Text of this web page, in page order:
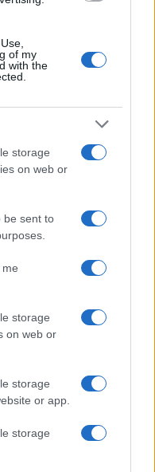
of my
with the
storage
on web or
be sent to
storage
on web or
storage
or app.
storage
a
da immobili di
situati in
a deteriorarsi e
a divenire
che dovrebbe
una risorsa
di intervenire
alla rigenerazione
al rilancio dei